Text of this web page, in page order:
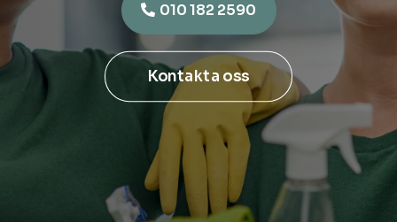
010 182 2590
Kontakta oss